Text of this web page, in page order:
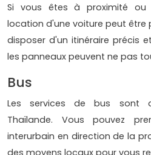
Si vous êtes à proximité ou
location d'une voiture peut être
disposer d'un itinéraire précis
les panneaux peuvent ne pas
Bus
Les services de bus sont
Thaïlande. Vous pouvez
interurbain en direction de la
des moyens locaux pour vous